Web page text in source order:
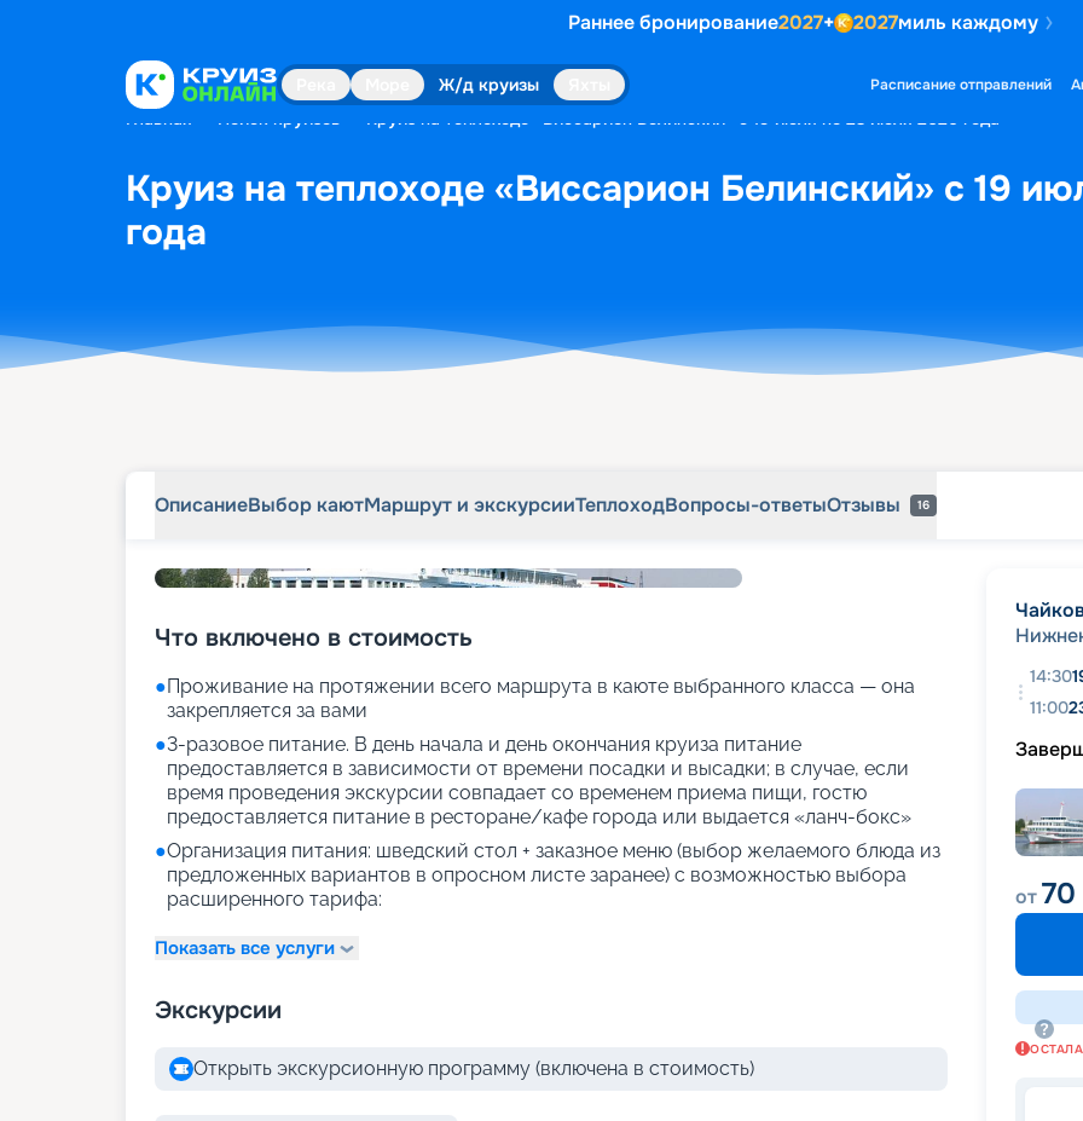
Раннее бронирование2027+ 2027миль каждому
Ж/д круизы Расписание отправлений
Главная Поиск круизов Круиз на теплоходе «Виссарион Белинский» с 19 июля по 23 июля 2026 года
Круиз на теплоходе «Виссарион Белинский» с 19
года
ОписаниеВыбор каютМаршрут и экскурсииТеплоходВопросы-ответыОтзывы 16
Что включено в стоимость
●Проживание на протяжении всего маршрута в каюте выбранного класса — она
закрепляется за вами
●3-разовое питание. В день начала и день окончания круиза питание
предоставляется в зависимости от времени посадки и высадки; в случае, если
время проведения экскурсии совпадает со временем приема пищи, гостю
предоставляется питание в ресторане/кафе города или выдается «ланч-бокс»
●Организация питания: шведский стол + заказное меню (выбор желаемого блюда из
предложенных вариантов в опросном листе заранее) с возможностью выбора
расширенного тарифа:
Показать все услуги
Экскурсии
Открыть экскурсионную программу (включена в стоимость)
14:30
11:00
от